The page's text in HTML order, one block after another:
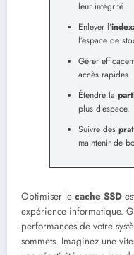
leur intégrité.
Enlever l’
l’espace de
Gérer
accès rapides.
Étendre la
plus d’espace.
Suivre des
maintenir de
Optimiser le cache SSD
expérience informatique.
performances de votre
sommets. Imaginez une